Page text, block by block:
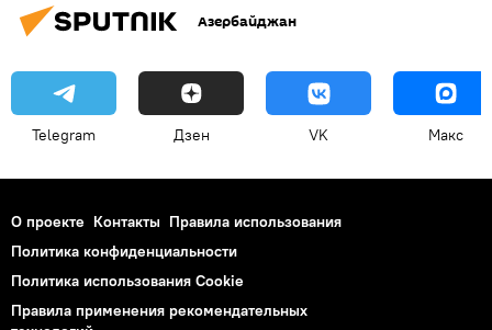
Азербайджан
Telegram Дзен VK Макс
О проекте Контакты Правила использования
Политика конфиденциальности
Политика использования Cookie
Правила применения рекомендательных